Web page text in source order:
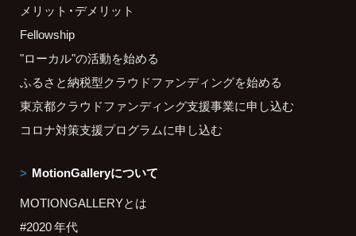
メリット・デメリット
Fellowship
"ローカル"の活動を始める
ふるさと納税型クラウドファンディングを始める
東京都クラウドファンディング支援事業に申し込む
コロナ対策支援プログラムに申し込む
MotionGalleryについて
MOTIONGALLERYとは
#2020 年代